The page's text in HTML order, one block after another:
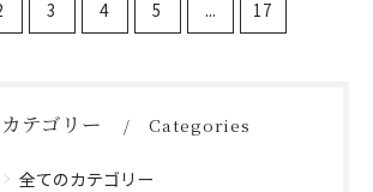
3 4 5 ... 17
カテゴリー Categories
全てのカテゴリー